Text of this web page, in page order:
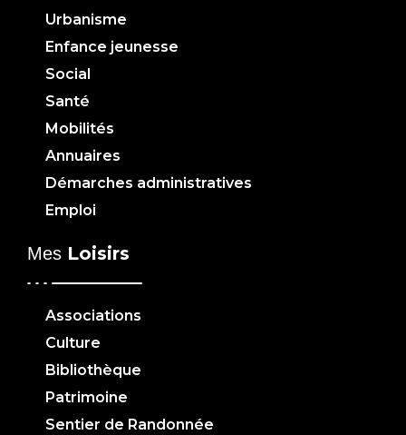
Urbanisme
Enfance jeunesse
Social
Santé
Mobilités
Annuaires
Démarches administratives
Emploi
Mes Loisirs
Associations
Culture
Bibliothèque
Patrimoine
Sentier de Randonnée